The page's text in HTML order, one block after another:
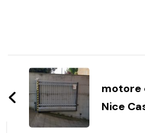
Navigazione
articoli
motore
Nice